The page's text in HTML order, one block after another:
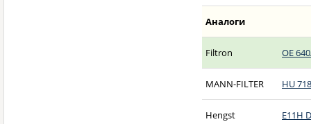
Аналоги
Filtron OE
MANN-FILTER HU
Hengst E11H